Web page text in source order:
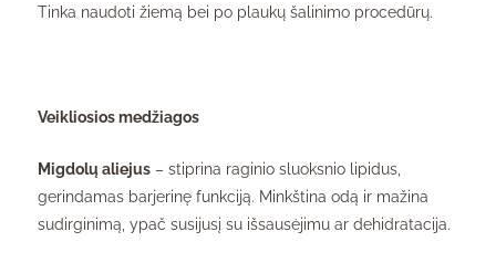
Tinka naudoti žiemą bei po plaukų šalinimo procedūrų.
Veikliosios medžiagos
Migdolų aliejus – stiprina raginio sluoksnio lipidus,
gerindamas barjerinę funkciją. Minkština odą ir mažina
sudirginimą, ypač susijusį su išsausėjimu ar dehidratacija.